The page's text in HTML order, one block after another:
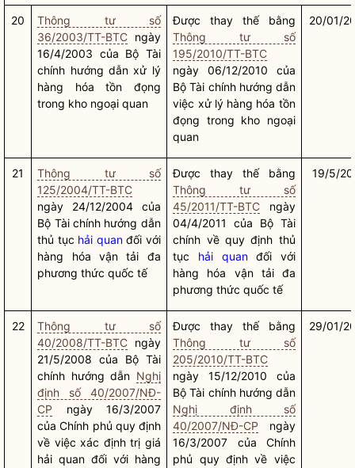
20
Thông tư số
36/2003/TT-BTC ngày
16/4/2003 của Bộ Tài
chính hướng dẫn xử lý
hàng hóa tồn đọng
trong kho ngoại quan
Được thay thế bằng
Thông tư số
195/2010/TT-BTC
ngày 06/12/2010 của
Bộ Tài chính hướng dẫn
việc xử lý hàng hóa tồn
đọng trong kho ngoại
quan
20/01/
21
Thông tư số
125/2004/TT-BTC
ngày 24/12/2004 của
Bộ Tài chính hướng dẫn
thủ tục hải quanđối với
hàng hóa vận tải đa
phương thức quốc tế
Được thay thế bằng
Thông tư số
45/2011/TT-BTC ngày
04/4/2011 của Bộ Tài
chính về quy định thủ
tục hải quanđối với
hàng hóa vận tải đa
phương thức quốc tế
19/5/
22
Thông tư số
40/2008/TT-BTC ngày
21/5/2008 của Bộ Tài
chính hướng dẫn Nghị
định số 40/2007/NĐ-
CP ngày 16/3/2007
của Chính phủ quy định
về việc xác định trị giá
hải quan đối với hàng
Được thay thế bằng
Thông tư số
205/2010/TT-BTC
ngày 15/12/2010 của
Bộ Tài chính hướng dẫn
Nghị định số
40/2007/NĐ-CP ngày
16/3/2007 của Chính
phủ quy định về việc
29/01/